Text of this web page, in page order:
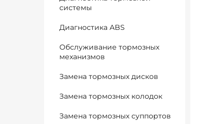
системы
Диагностика ABS
Обслуживание тормозных
механизмов
Замена тормозных дисков
Замена тормозных колодок
Замена тормозных суппортов